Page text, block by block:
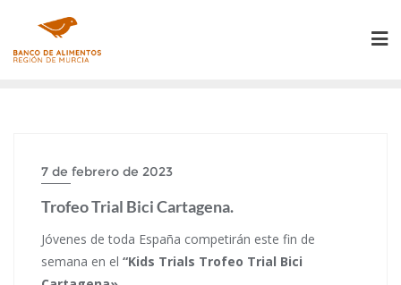
contenido
7 de febrero de 2023
Trofeo Trial Bici Cartagena.
Jóvenes de toda España competirán este fin de
semana en el “Kids Trials Trofeo Trial Bici